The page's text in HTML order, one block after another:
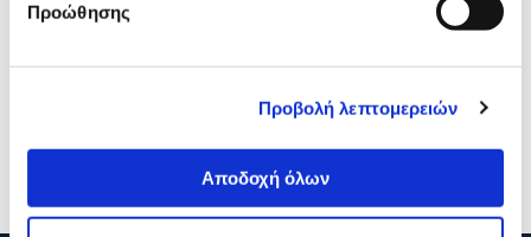
Προώθησης
Προβολή λεπτομερειών
Αποδοχή όλων
Turbo-X Τurbo-X Basic
Logitech G G923 SE
319,00€